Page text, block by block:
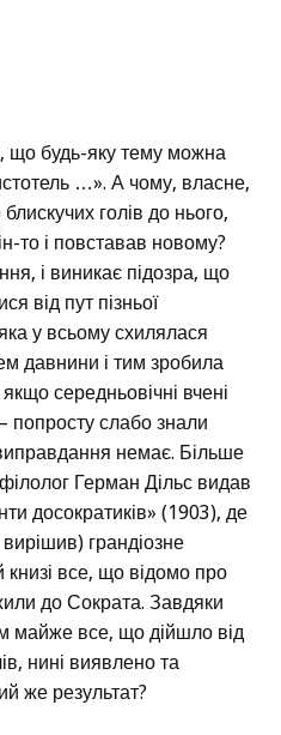
що будь-яку тему можна
…». А чому, власне,
голів до нього,
то і повставав новому?
і виникає підозра, що
від пут пізньої
у всьому схилялася
давнини і тим зробила
середньовічні вчені
попросту слабо знали
немає. Більше
Герман Дільс видав
досократиків» (1903), де
грандіозне
книзі все, що відомо про
до Сократа. Завдяки
майже все, що дійшло від
нині виявлено та
же результат?